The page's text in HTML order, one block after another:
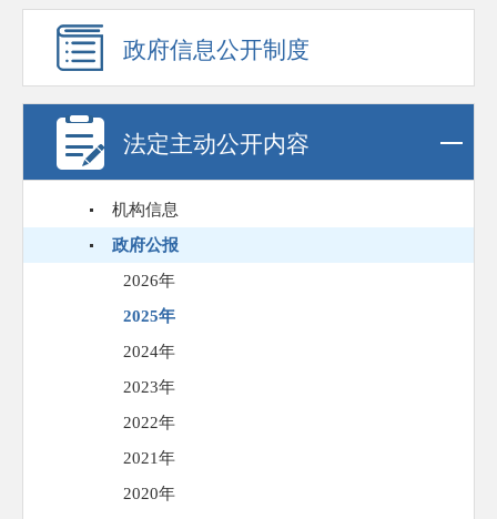
政府信息公开制度
法定主动公开内容
机构信息
政府公报
2026年
2025年
2024年
2023年
2022年
2021年
2020年